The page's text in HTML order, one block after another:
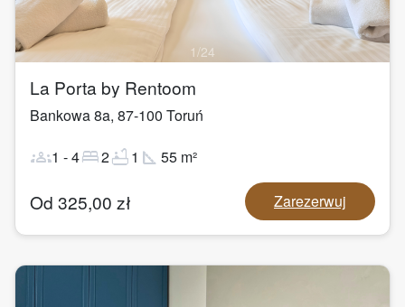
1/24
La Porta by Rentoom
Bankowa 8a, 87-100 Toruń
groups1 -4bed2bathtub1 square_foot 55 m²
Od 325,00 zł Zarezerwuj